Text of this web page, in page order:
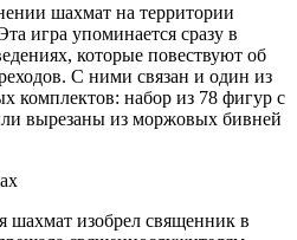
шахмат на территории
игра упоминается сразу в
которые повествуют об
С ними связан и один из
комплектов: набор из 78 фигур с
вырезаны из моржовых бивней
шахмат изобрел священник в